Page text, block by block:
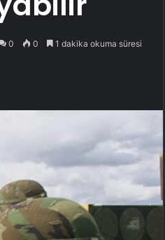
0 0 1 dakika okuma süresi